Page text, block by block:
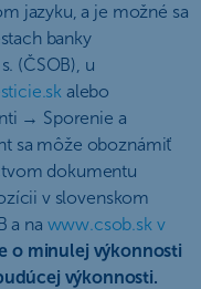
jazyku, a je možné sa
banky
(ČSOB), u
alebo
→ Sporenie a
sa môže oboznámiť
dokumentu
v slovenskom
a na www.csob.sk v
o minulej výkonnosti
výkonnosti.